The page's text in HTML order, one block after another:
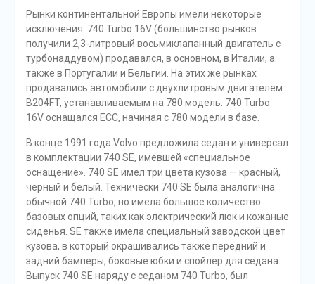
Рынки континентальной Европы имели некоторые
исключения. 740 Turbo 16V (большинство рынков
получили 2,3-литровый восьмиклапанный двигатель с
турбонаддувом) продавался, в основном, в Италии, а
также в Португалии и Бельгии. На этих же рынках
продавались автомобили с двухлитровым двигателем
B204FT, устанавливаемым на 780 модель. 740 Turbo
16V оснащался ECC, начиная с 780 модели в базе.
В конце 1991 года Volvo предложила седан и универсал
в комплектации 740 SE, имевшей «специальное
оснащение». 740 SE имел три цвета кузова — красный,
чёрный и белый. Технически 740 SE была аналогична
обычной 740 Turbo, но имела большое количество
базовых опций, таких как электрический люк и кожаные
сиденья. SE также имела специальный заводской цвет
кузова, в который окрашивались также передний и
задний бамперы, боковые юбки и спойлер для седана.
Выпуск 740 SE наряду с седаном 740 Turbo, был